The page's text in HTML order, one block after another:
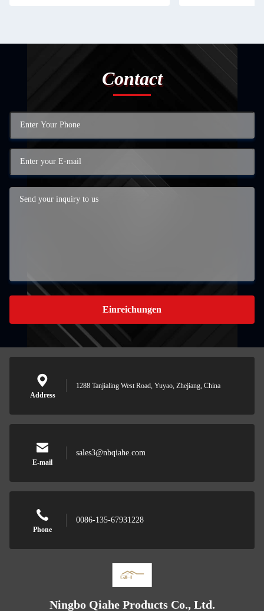
Contact
Einreichungen
Address
1288 Tanjialing West Road, Yuyao, Zhejiang, China
E-mail
sales3@nbqiahe.com
Phone
0086-135-67931228
Ningbo Qiahe Products Co., Ltd.